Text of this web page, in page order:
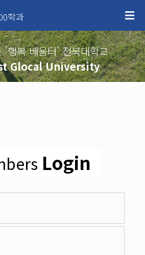
학과
'행복 배움터' 전북대학교
Glocal University
Login